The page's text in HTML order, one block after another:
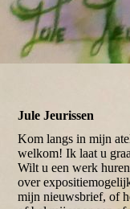
Jule Jeurissen
Kom langs in mijn
welkom! Ik laat u
Wilt u een werk
over
mijn nieuwsbrief, of